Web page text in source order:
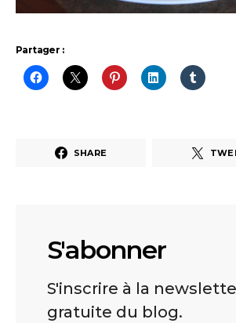
Partager :
SHARE
S'abonner
S'inscrire à la
gratuite du blog.